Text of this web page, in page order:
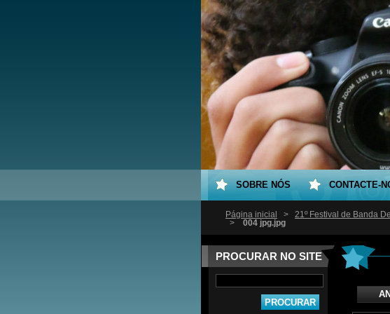
Página inicial >
21º Festival de Banda
>
004 jpg.jpg
PROCURAR NO SITE
SOBRE NÓS CONTACTE-